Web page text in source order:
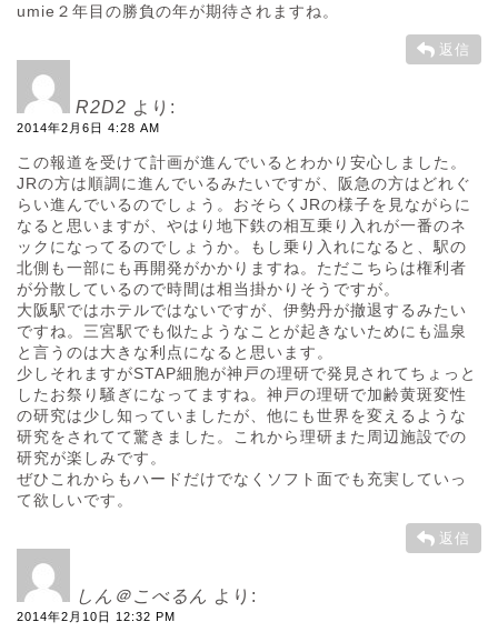
umie２年目の勝負の年が期待されますね。
返信
R2D2 より:
2014年2月6日 4:28 AM
この報道を受けて計画が進んでいるとわかり安心しました。
JRの方は順調に進んでいるみたいですが、阪急の方はどれぐ
らい進んでいるのでしょう。おそらくJRの様子を見ながらに
なると思いますが、やはり地下鉄の相互乗り入れが一番のネ
ックになってるのでしょうか。もし乗り入れになると、駅の
北側も一部にも再開発がかかりますね。ただこちらは権利者
が分散しているので時間は相当掛かりそうですが。
大阪駅ではホテルではないですが、伊勢丹が撤退するみたい
ですね。三宮駅でも似たようなことが起きないためにも温泉
と言うのは大きな利点になると思います。
少しそれますがSTAP細胞が神戸の理研で発見されてちょっと
したお祭り騒ぎになってますね。神戸の理研で加齢黄斑変性
の研究は少し知っていましたが、他にも世界を変えるような
研究をされてて驚きました。これから理研また周辺施設での
研究が楽しみです。
ぜひこれからもハードだけでなくソフト面でも充実していっ
て欲しいです。
返信
しん＠こべるん より:
2014年2月10日 12:32 PM